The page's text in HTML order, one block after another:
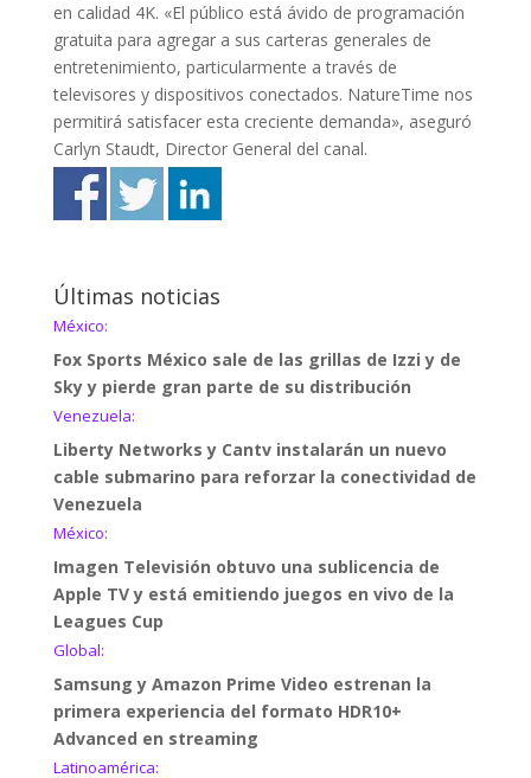
en calidad 4K. «El público está ávido de programación
gratuita para agregar a sus carteras generales de
entretenimiento, particularmente a través de
televisores y dispositivos conectados. NatureTime nos
permitirá satisfacer esta creciente demanda», aseguró
Carlyn Staudt, Director General del canal.
Últimas noticias
México:
Fox Sports México sale de las grillas de Izzi y de
Sky y pierde gran parte de su distribución
Venezuela:
Liberty Networks y Cantv instalarán un nuevo
cable submarino para reforzar la conectividad de
Venezuela
México:
Imagen Televisión obtuvo una sublicencia de
Apple TV y está emitiendo juegos en vivo de la
Leagues Cup
Global:
Samsung y Amazon Prime Video estrenan la
primera experiencia del formato HDR10+
Advanced en streaming
Latinoamérica: